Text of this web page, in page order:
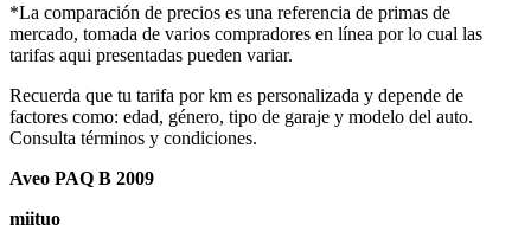
*La comparación de precios es una referencia de primas de
mercado, tomada de varios compradores en línea por lo cual las
tarifas aqui presentadas pueden variar.
Recuerda que tu tarifa por km es personalizada y depende de
factores como: edad, género, tipo de garaje y modelo del auto.
Consulta términos y condiciones.
Aveo PAQ B 2009
miituo